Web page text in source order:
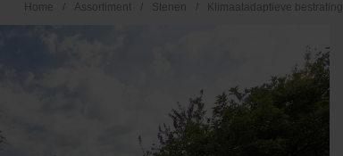
Home / Assortiment / Stenen / Klimaatadaptieve bestrating